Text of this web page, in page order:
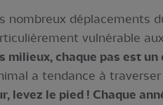
nombreux déplacements
vulnérable
milieux, chaque pas est
a tendance à
levez le pied ! Chaque